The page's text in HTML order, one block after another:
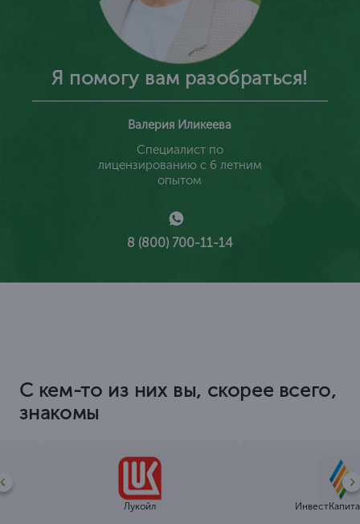
Я помогу вам разобраться!
Валерия Иликеева
Специалист по
лицензированию с 6 летним
опытом
8 (800) 700-11-14
С кем-то из них вы, скорее всего,
знакомы
Лукойл